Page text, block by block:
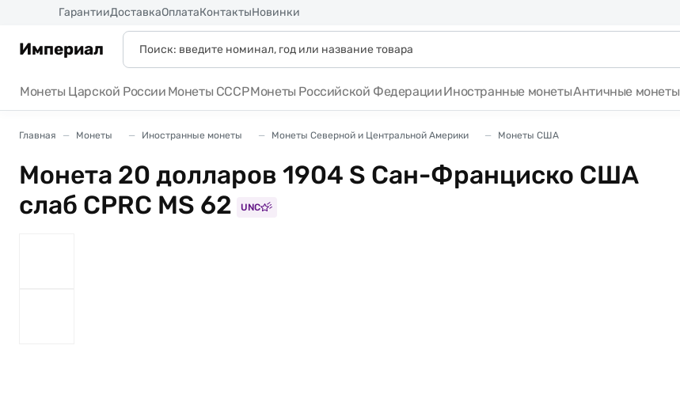
ГарантииДоставкаОплатаКонтактыНовинки
Империал
Монеты Царской России Монеты СССРМонеты Российской ФедерацииИностранные монетыАнтичные монеты
Главная Монеты Иностранные монеты Монеты Северной и Центральной Америки Монеты США
Монета 20 долларов 1904 S Сан-Франциско США
слаб CPRC MS 62
UNC